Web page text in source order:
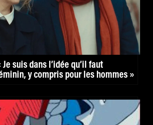
suis dans l’idée qu’il faut
y compris pour les hommes »